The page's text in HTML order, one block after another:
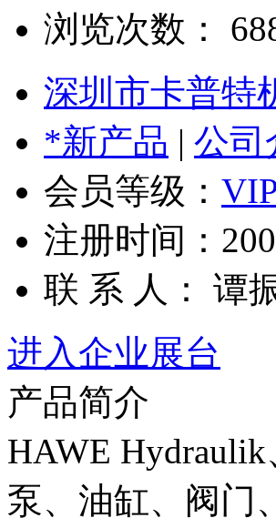
浏览次数：
深圳市卡普特
*新产品 | 公司
会员等级：
注册时间：
联 系 人： 谭
进入企业展台
产品简介
HAWE
泵、油缸、阀门